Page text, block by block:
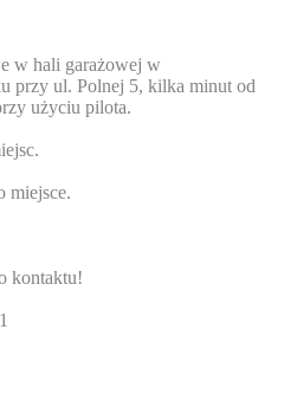
w hali garażowej w
przy ul. Polnej 5, kilka minut od
użyciu pilota.
miejsce.
kontaktu!